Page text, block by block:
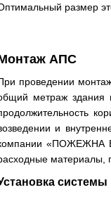
размер
АПС
проведении
метраж здания
и
«ПОЖЕЖНА
материалы,